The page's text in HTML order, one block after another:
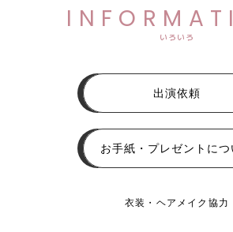
いろいろ
出演依頼
お手紙・プレゼントにつ
衣装・ヘアメイク協力